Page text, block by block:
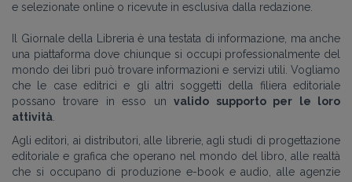
e selezionate online o ricevute in esclusiva dalla redazione.
Il Giornale della Libreria è una testata di informazione, ma anche
una piattaforma dove chiunque si occupi professionalmente del
mondo dei libri può trovare informazioni e servizi utili. Vogliamo
che le case editrici e gli altri soggetti della filiera editoriale
possano trovare in esso unvalido supporto per le loro
attività
Agli editori, ai distributori, alle librerie, agli studi di progettazione
editoriale e grafica che operano nel mondo del libro, alle realtà
che si occupano di produzione e-book e audio, alle agenzie